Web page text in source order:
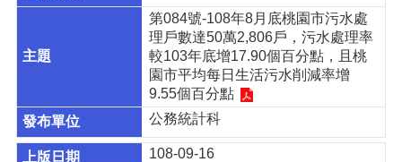
務
訊
服
務
第084號-108年8月底桃園市污水處
理戶數達50萬2,806戶，污水處理率
較103年底增17.90個百分點，且桃
園市平均每日生活污水削減率增
9.55個百分點
公務統計科
108-09-16